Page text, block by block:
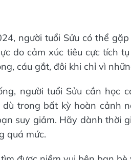
người tuổi Sửu có thể
do cảm xúc tiêu cực tích
cáu gắt, đôi khi chỉ vì
người tuổi Sửu cần học
trong bất kỳ hoàn cảnh
suy giảm. Hãy dành thời
quá mức.